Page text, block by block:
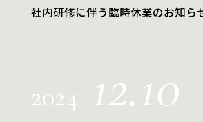
社内研修に伴う臨時休業のお知ら
2024 12.10